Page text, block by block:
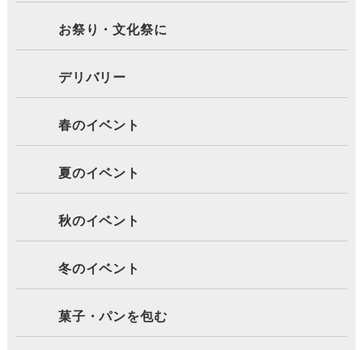
お祭り・文化祭に
デリバリー
春のイベント
夏のイベント
秋のイベント
冬のイベント
菓子・パンを包む